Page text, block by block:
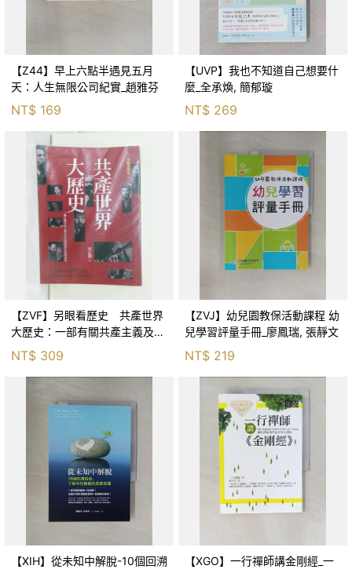
【Z44】早上六點半遇見五月
天：人生無限公司紀實_趙雅芬
NT$ 169
【UVP】我也不知道自己想要什
麼_全承煥, 簡郁璇
NT$ 269
【ZVF】另眼看歷史 共產世界
大歷史：一部有關共產主義及共
產黨兩百年的興衰史_呂正理
NT$ 309
【ZVJ】幼兒園教保活動課程 幼
兒學習評量手冊_廖鳳瑞, 張靜文
NT$ 219
【XIH】從未知中解脫-10個回溯
【XGO】一行禪師講金剛經_一